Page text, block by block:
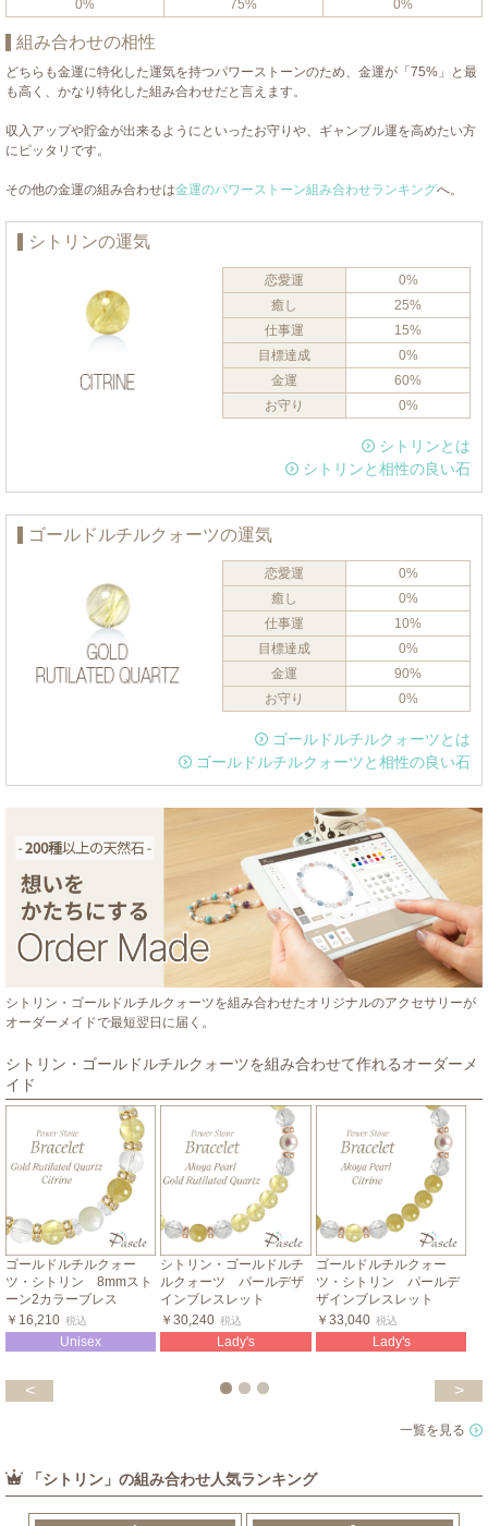
0%
75% 0%
組み合わせの相性
どちらも金運に特化した運気を持つパワーストーンのため、金運が「75%」と最
も高く、かなり特化した組み合わせだと言えます。
収入アップや貯金が出来るようにといったお守りや、ギャンブル運を高めたい方
にピッタリです。
その他の金運の組み合わせは金運のパワーストーン組み合わせランキングへ。
シトリンの運気
恋愛運
0%
癒し
25%
仕事運
15%
目標達成
0%
金運
60%
お守り
0%
シトリンとは
シトリンと相性の良い石
ゴールドルチルクォーツの運気
恋愛運
0%
癒し
0%
仕事運
10%
目標達成
0%
金運
90%
お守り
0%
ゴールドルチルクォーツとは
ゴールドルチルクォーツと相性の良い石
シトリン・ゴールドルチルクォーツを組み合わせたオリジナルのアクセサリーが
オーダーメイドで最短翌日に届く。
シトリン・ゴールドルチルクォーツを組み合わせて作れるオーダーメ
イド
ゴールドルチルクォー
ツ・シトリン 8mmスト
ーン2カラーブレス
￥16,210 税込
Unisex
シトリン・ゴールドルチ
ルクォーツ パールデザ
インブレスレット
￥30,240 税込
Lady's
ゴールドルチルクォー
ツ・シトリン パールデ
ザインブレスレット
￥33,040 税込
Lady's
< >
一覧を見る
「シトリン」の組み合わせ人気ランキング